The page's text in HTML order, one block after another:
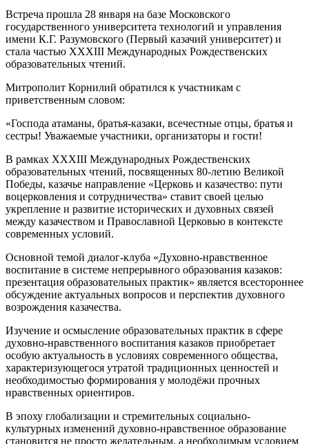
Встреча прошла 28 января на базе Московского
государственного университета технологий и управления
имени К.Г. Разумовского (Первый казачий университет) и
стала частью XXXIII Международных Рождественских
образовательных чтений.
Митрополит Корнилий обратился к участникам с
приветственным словом:
«Господа атаманы, братья-казаки, всечестные отцы, братья и
сестры! Уважаемые участники, организаторы и гости!
В рамках XXXIII Международных Рождественских
образовательных чтений, посвященных 80-летию Великой
Победы, казачье направление «Церковь и казачество: пути
воцерковления и сотрудничества» ставит своей целью
укрепление и развитие исторических и духовных связей
между казачеством и Православной Церковью в контексте
современных условий.
Основной темой диалог-клуба «Духовно-нравственное
воспитание в системе непрерывного образования казаков:
презентация образовательных практик» является всестороннее
обсуждение актуальных вопросов и перспектив духовного
возрождения казачества.
Изучение и осмысление образовательных практик в сфере
духовно-нравственного воспитания казаков приобретает
особую актуальность в условиях современного общества,
характеризующегося утратой традиционных ценностей и
необходимостью формирования у молодёжи прочных
нравственных ориентиров.
В эпоху глобализации и стремительных социально-
культурных изменений духовно-нравственное образование
становится не просто желательным, а необходимым условием